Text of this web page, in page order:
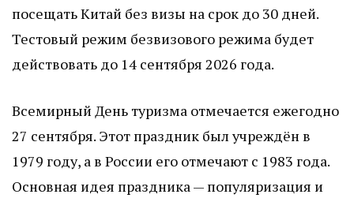
посещать Китай без визы на срок до 30 дней.
Тестовый режим безвизового режима будет
действовать до 14 сентября 2026 года.
Всемирный День туризма отмечается ежегодно
27 сентября. Этот праздник был учреждён в
1979 году, а в России его отмечают с 1983 года.
Основная идея праздника — популяризация и